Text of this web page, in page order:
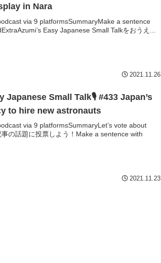
in Nara
via 9 platformsSummaryMake a sentence
Easy Japanese Small Talkをおうえ...
2021.11.26
Japanese Small Talk🎙 #433 Japan’s
to hire new astronauts
via 9 platformsSummaryLet’s vote about
事の話題に投票しよう！Make a sentence with
2021.11.23